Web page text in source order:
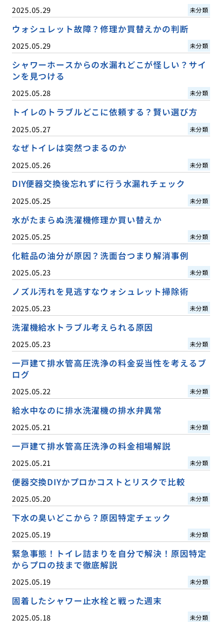
2025.05.29 未分類
ウォシュレット故障？修理か買替えかの判断
2025.05.29 未分類
シャワーホースからの水漏れどこが怪しい？サイ
ンを見つける
2025.05.28 未分類
トイレのトラブルどこに依頼する？賢い選び方
2025.05.27 未分類
なぜトイレは突然つまるのか
2025.05.26 未分類
DIY便器交換後忘れずに行う水漏れチェック
2025.05.25 未分類
水がたまらぬ洗濯機修理か買い替えか
2025.05.25 未分類
化粧品の油分が原因？洗面台つまり解消事例
2025.05.23 未分類
ノズル汚れを見逃すなウォシュレット掃除術
2025.05.23 未分類
洗濯機給水トラブル考えられる原因
2025.05.23 未分類
一戸建て排水管高圧洗浄の料金妥当性を考えるブ
ログ
2025.05.22 未分類
給水中なのに排水洗濯機の排水弁異常
2025.05.21 未分類
一戸建て排水管高圧洗浄の料金相場解説
2025.05.21 未分類
便器交換DIYかプロかコストとリスクで比較
2025.05.20 未分類
下水の臭いどこから？原因特定チェック
2025.05.19 未分類
緊急事態！トイレ詰まりを自分で解決！原因特定
からプロの技まで徹底解説
2025.05.19 未分類
固着したシャワー止水栓と戦った週末
2025.05.18 未分類